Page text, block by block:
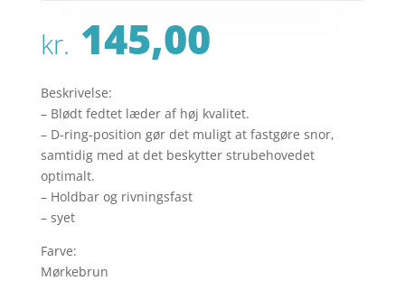
kr. 145,00
Beskrivelse:
– Blødt fedtet læder af høj kvalitet.
– D-ring-position gør det muligt at fastgøre snor,
samtidig med at det beskytter strubehovedet
optimalt.
– Holdbar og rivningsfast
– syet
Farve:
Mørkebrun